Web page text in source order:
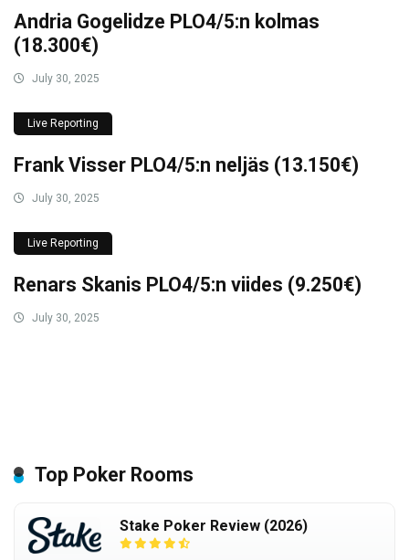
Andria Gogelidze PLO4/5:n kolmas
(18.300€)
July 30, 2025
Live Reporting
Frank Visser PLO4/5:n neljäs (13.150€)
July 30, 2025
Live Reporting
Renars Skanis PLO4/5:n viides (9.250€)
July 30, 2025
Top Poker Rooms
Stake Poker Review (2026)